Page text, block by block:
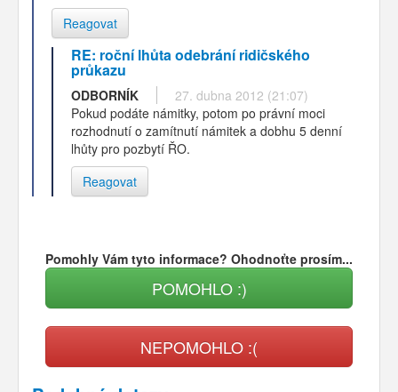
Reagovat
RE: roční lhůta odebrání ridičského
průkazu
ODBORNÍK
27. dubna 2012 (21:07)
Pokud podáte námitky, potom po právní moci
rozhodnutí o zamítnutí námitek a dobhu 5 denní
lhůty pro pozbytí ŘO.
Reagovat
Pomohly Vám tyto informace? Ohodnoťte prosím...
POMOHLO :)
NEPOMOHLO :(